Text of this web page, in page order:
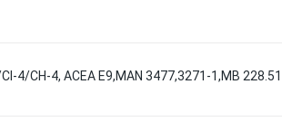
4/CH-4, ACEA E9,MAN 3477,3271-1,MB 228.51